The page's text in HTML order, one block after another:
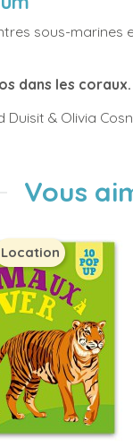
sous-marines
dans les coraux.
Duisit & Olivia
Vous
Location